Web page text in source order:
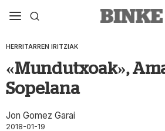
HERRITARREN IRITZIAK
«Mundutxoak»,
Sopelana
Jon Gomez Garai
2018-01-19